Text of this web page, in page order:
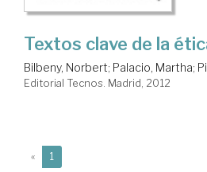
Textos clave de la
Bilbeny, Norbert; Palacio, Martha;
Editorial Tecnos. Madrid, 2012
« 1